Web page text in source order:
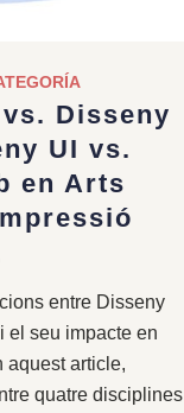
Disseny
UI vs.
en Arts
entre Disseny
el seu impacte en
aquest article,
quatre disciplines